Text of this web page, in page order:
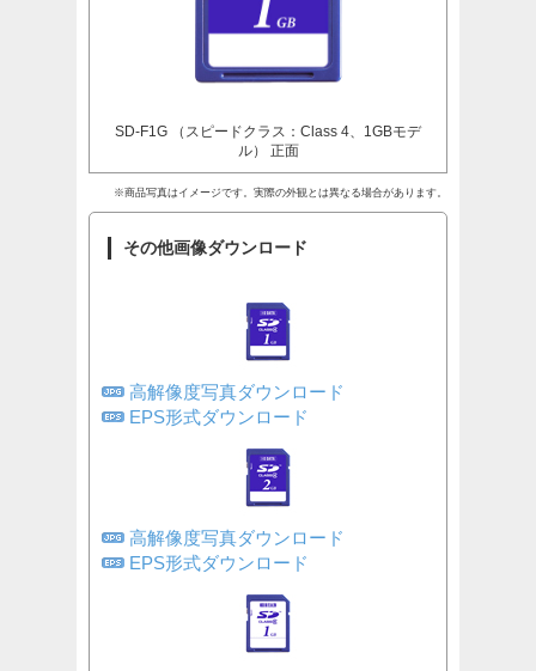
SD-F1G （スピードクラス：Class 4、1GBモデ
ル） 正面
※商品写真はイメージです。実際の外観とは異なる場合があります。
その他画像ダウンロード
高解像度写真ダウンロード
EPS形式ダウンロード
高解像度写真ダウンロード
EPS形式ダウンロード